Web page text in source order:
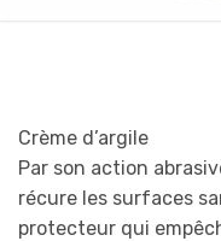
Crème d’argile
Par son action
récure les surfaces
protecteur qui